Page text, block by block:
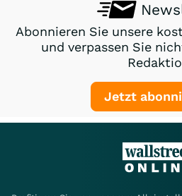
Abonnieren Sie unsere
und verpassen Sie
Jetzt